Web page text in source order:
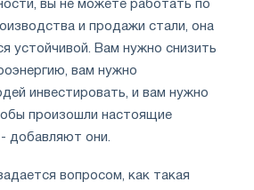
вы не можете работать по
и продажи стали, она
устойчивой. Вам нужно снизить
вам нужно
инвестировать, и вам нужно
произошли настоящие
добавляют они.
вопросом, как такая